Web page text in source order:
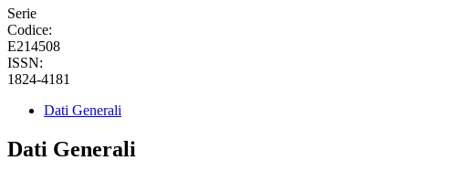
Serie
Codice:
E214508
ISSN:
1824-4181
Dati Generali
Dati Generali